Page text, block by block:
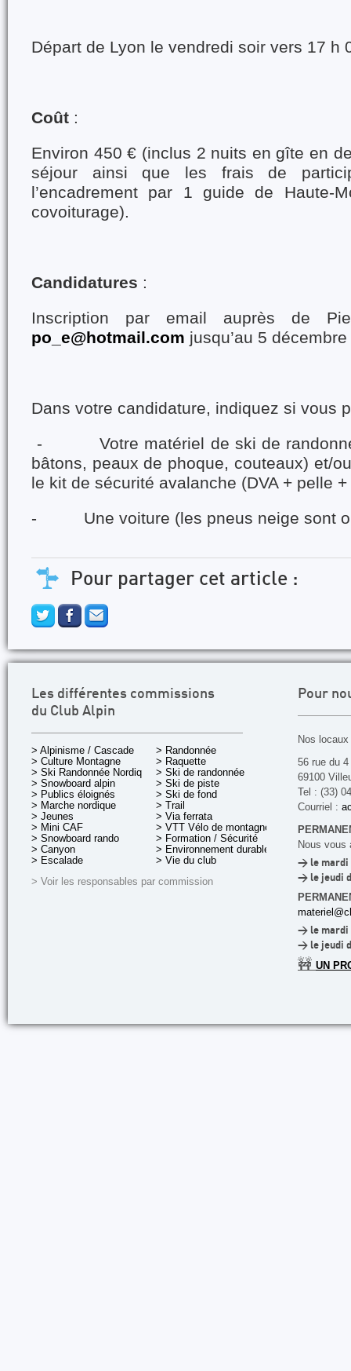
Départ de Lyon le vendredi soir vers 17 h
Coût :
Environ 450 € (inclus 2 nuits en gîte en
séjour ainsi que les frais de
l’encadrement par 1 guide de Haute-
covoiturage).
Candidatures :
Inscription par email auprès de
po_e@hotmail.com jusqu’au 5
Dans votre candidature, indiquez si vous
- Votre matériel de ski de
bâtons, peaux de phoque, couteaux) et/
le kit de sécurité avalanche (DVA + pelle
- Une voiture (les pneus neige sont
Pour partager cet article :
Les différentes commissions
du Club Alpin
> Alpinisme / Cascade
> Culture Montagne
> Ski Randonnée Nordique
> Snowboard alpin
> Publics éloignés
> Marche nordique
> Jeunes
> Mini CAF
> Snowboard rando
> Canyon
> Escalade
> Randonnée
> Raquette
> Ski de randonnée
> Ski de piste
> Ski de fond
> Trail
> Via ferrata
> VTT Vélo de montagne
> Formation / Sécurité
> Environnement durable
> Vie du club
> Voir les responsables par commission
Pour
Nos
56 rue du
69100
Tel : (33)
Courriel :
Nous vous
> le mardi
> le jeudi
> le mardi
> le jeudi
🚧 UN